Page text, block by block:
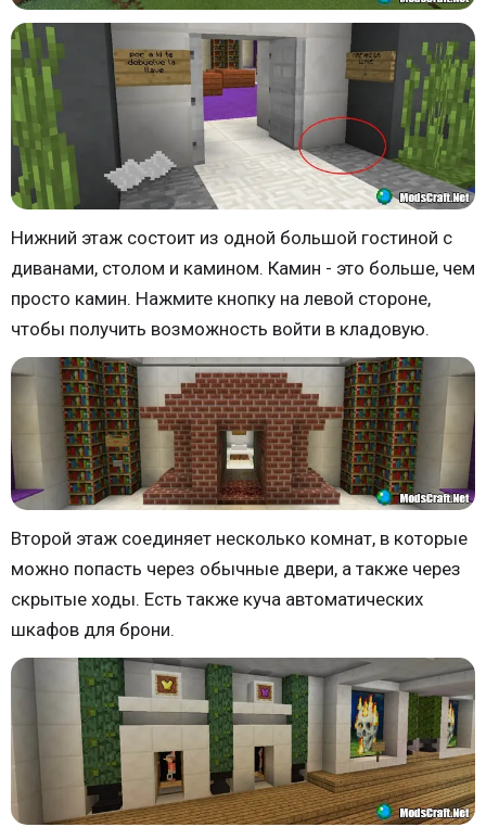
Нижний этаж состоит из одной большой гостиной с
диванами, столом и камином. Камин - это больше, чем
просто камин. Нажмите кнопку на левой стороне,
чтобы получить возможность войти в кладовую.
Второй этаж соединяет несколько комнат, в которые
можно попасть через обычные двери, а также через
скрытые ходы. Есть также куча автоматических
шкафов для брони.